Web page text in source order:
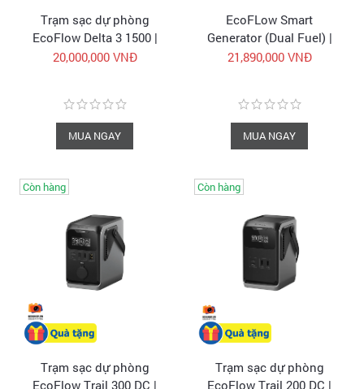
Trạm sạc dự phòng
EcoFlow Delta 3 1500 |
1536Wh 1800W | Trạm
20,000,000 VNĐ
MUA NGAY
EcoFLow Smart
Generator (Dual Fuel) |
Chính hãng
21,890,000 VNĐ
MUA NGAY
Trạm sạc dự phòng
EcoFlow Trail 300 DC |
Còn hàng
Trạm sạc dự phòng
EcoFlow Trail 200 DC |
Còn hàng